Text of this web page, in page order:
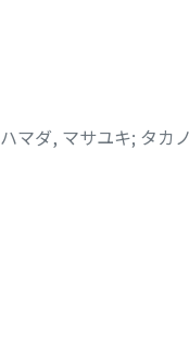
ハマダ, マサユキ; タカ